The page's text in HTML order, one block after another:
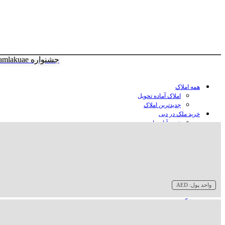
جشنواره amlakuae
همه املاک
املاک آماده تحویل
جدیدترین املاک
خرید ملک در دبی
خرید آپارتمان در دبی
واحد پول: AED